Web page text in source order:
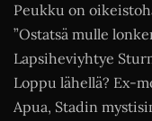
Peukku on
”Ostatsä mulle
Lapsiheviyhtye
Loppu lähellä? Ex-
Apua, Stadin